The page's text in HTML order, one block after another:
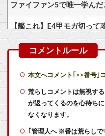
ファイファン5で唯一学ん
【艦これ】てーいとーくさ
本文へコメント｢>>番号｣
荒らしコメントは無視す
が返ってくるのを心待ち
なくなります。
｢管理人へ ※番は荒らしで